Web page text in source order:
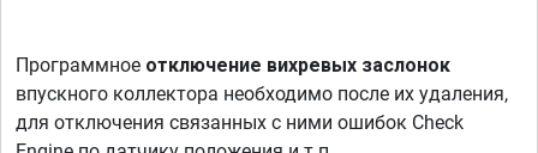
Программное отключение вихревых заслонок
впускного коллектора необходимо после их удаления,
для отключения связанных с ними ошибок Check